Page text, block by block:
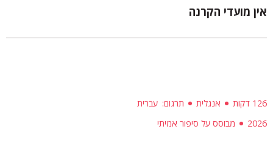
אין מועדי הקרנה
126 דקות אנגלית תרגום עברית
2026
מבוסס על סיפור אמיתי